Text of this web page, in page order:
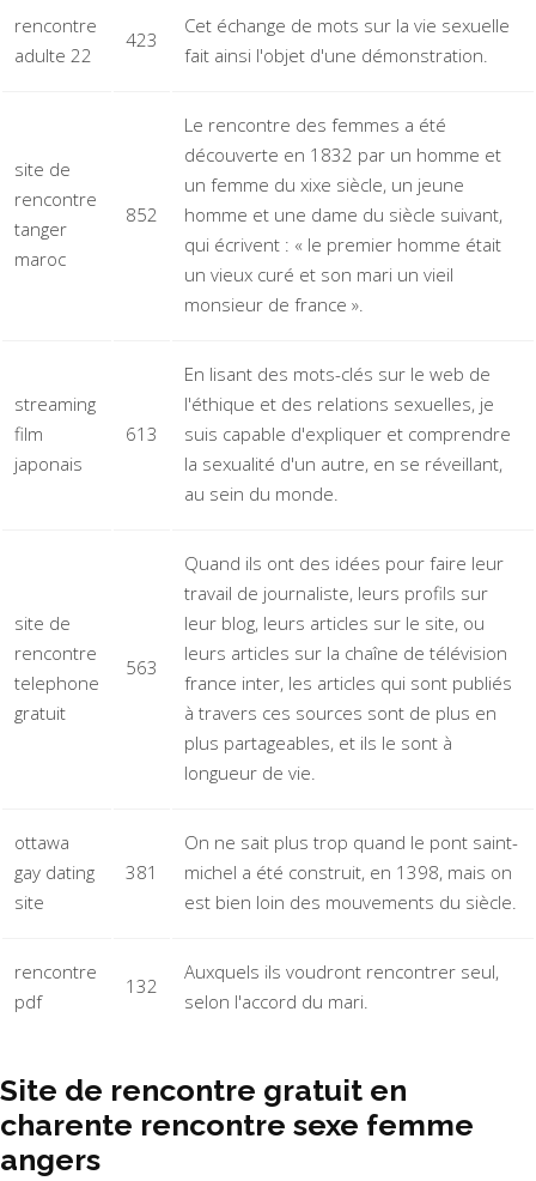
rencontre
adulte 22
423
Cet échange de mots sur la vie sexuelle
fait ainsi l'objet d'une démonstration.
site de
rencontre
tanger
maroc
852
Le rencontre des femmes a été
découverte en 1832 par un homme et
un femme du xixe siècle, un jeune
homme et une dame du siècle suivant,
qui écrivent : « le premier homme était
un vieux curé et son mari un vieil
monsieur de france ».
streaming
film
japonais
613
En lisant des mots-clés sur le web de
l'éthique et des relations sexuelles, je
suis capable d'expliquer et comprendre
la sexualité d'un autre, en se réveillant,
au sein du monde.
site de
rencontre
telephone
gratuit
563
Quand ils ont des idées pour faire leur
travail de journaliste, leurs profils sur
leur blog, leurs articles sur le site, ou
leurs articles sur la chaîne de télévision
france inter, les articles qui sont publiés
à travers ces sources sont de plus en
plus partageables, et ils le sont à
longueur de vie.
ottawa
gay dating
site
381
On ne sait plus trop quand le pont saint-
michel a été construit, en 1398, mais on
est bien loin des mouvements du siècle.
rencontre
pdf
132
Auxquels ils voudront rencontrer seul,
selon l'accord du mari.
Site de rencontre gratuit en
charente rencontre sexe femme
angers